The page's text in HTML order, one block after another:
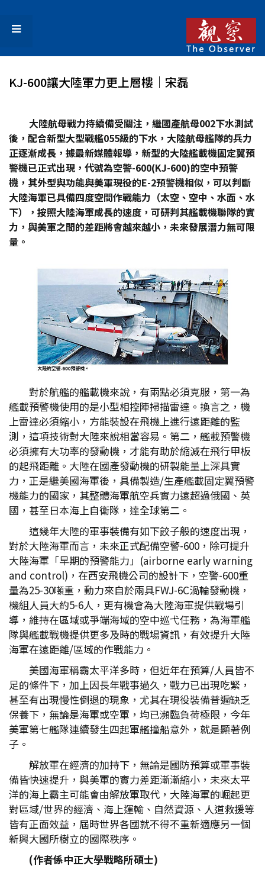
KJ-600讓大陸軍力更上層樓｜宋磊
大陸航母戰力持續備受關注，繼國產航母002下水測試
後，配合新型大型戰艦055級的下水，大陸航母艦隊的兵力
正逐漸成長，據最新媒體報導，新型的大陸艦載機固定翼預
警機已正式出現，代號為空警-600(KJ-600)的空中預警
機，其外型與功能與美軍現役的E-2預警機相似，可以判斷
大陸海軍已具備四度空間作戰能力（太空、空中、水面、水
下），按照大陸海軍成長的速度，可研判其艦載機聯隊的實
力，與美軍之間的差距將會越來越小，未來發展潛力無可限
量。
對於航艦的艦載機來說，有兩點必須克服，第一為
艦載預警機使用的是小型相控陣掃描雷達。換言之，機
上雷達必須縮小，方能裝設在飛機上進行遠距離的監
測，這項技術對大陸來說相當容易。第二，艦載預警機
必須擁有大功率的發動機，才能有助於縮減在飛行甲板
的起飛距離。大陸在國產發動機的研製能量上深具實
力，正是繼美國海軍後，具備製造/生產艦載固定翼預警
機能力的國家，其整體海軍航空兵實力遠超過俄國、英
國，甚至日本海上自衛隊，達全球第二。
這幾年大陸的軍事裝備有如下餃子般的速度出現，
對於大陸海軍而言，未來正式配備空警-600，除可提升
大陸海軍「早期的預警能力」(airborne early warning
and control)，在西安飛機公司的設計下，空警-600重
量為25-30噸重，動力來自於兩具FWJ-6C渦輪發動機，
機組人員大約5-6人，更有機會為大陸海軍提供戰場引
導，維持在區域或爭端海域的空中巡弋任務，為海軍艦
隊與艦載戰機提供更多及時的戰場資訊，有效提升大陸
海軍在遠距離/區域的作戰能力。
美國海軍稱霸太平洋多時，但近年在預算/人員皆不
足的條件下，加上因長年戰事過久，戰力已出現吃緊，
甚至有出現慢性倒退的現象，尤其在現役裝備普遍缺乏
保養下，無論是海軍或空軍，均已瀕臨負荷極限，今年
美軍第七艦隊連續發生四起軍艦撞船意外，就是顯著例
子。
解放軍在經濟的加持下，無論是國防預算或軍事裝
備皆快速提升，與美軍的實力差距漸漸縮小，未來太平
洋的海上霸主可能會由解放軍取代，大陸海軍的崛起更
對區域/世界的經濟、海上運輸、自然資源、人道救援等
皆有正面效益，屆時世界各國就不得不重新適應另一個
新興大國所樹立的國際秩序。
(作者係中正大學戰略所碩士)